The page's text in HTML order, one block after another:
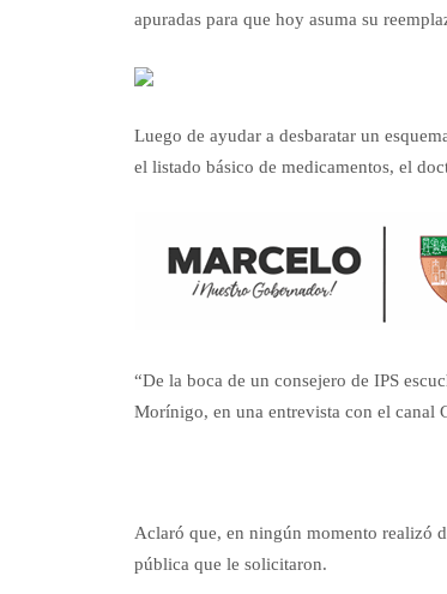
apuradas para que hoy asuma su
Luego de ayudar a desbaratar un
el listado básico de medicamentos, el
“De la boca de un consejero de IPS
Morínigo, en una entrevista con el canal
Aclaró que, en ningún momento realizó
pública que le solicitaron.